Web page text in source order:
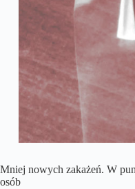
Mniej nowych zakażeń. W
osób